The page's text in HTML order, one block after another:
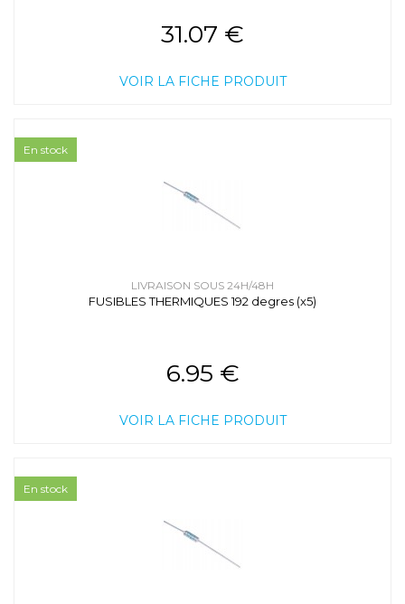
31.07 €
VOIR LA FICHE PRODUIT
LIVRAISON SOUS 24H/48H
FUSIBLES THERMIQUES 192 degres (x5)
6.95 €
VOIR LA FICHE PRODUIT
En stock
En stock